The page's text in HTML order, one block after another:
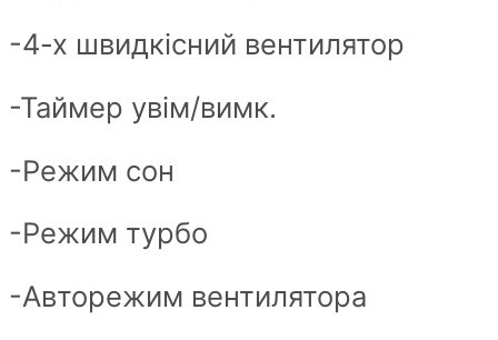
-4-х швидкісний вентилятор
-Таймер увім/вимк.
-Режим сон
-Режим турбо
-Авторежим вентилятора